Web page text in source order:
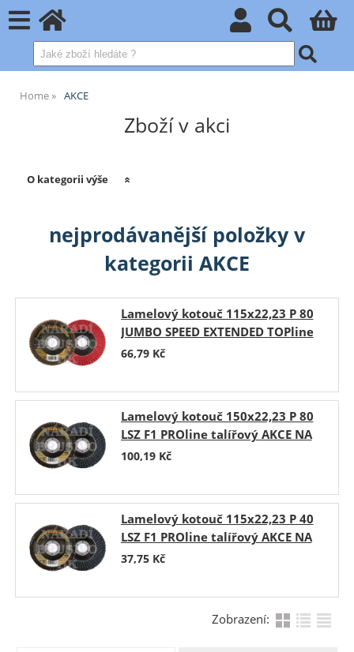
Home AKCE
Zboží v akci
O kategorii výše
nejprodávanější položky v
kategorii AKCE
Lamelový kotouč 115x22,23 P 80
JUMBO SPEED EXTENDED TOPline
talířový AKCE NA 200 KS
66,79 Kč
Lamelový kotouč 150x22,23 P 80
LSZ F1 PROline talířový AKCE NA
200 KS
100,19 Kč
Lamelový kotouč 115x22,23 P 40
LSZ F1 PROline talířový AKCE NA
400 KS
37,75 Kč
Zobrazení: